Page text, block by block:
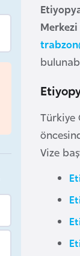
Türkiye
Vize